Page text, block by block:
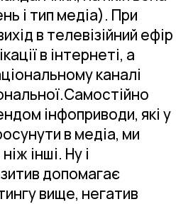
і тип медіа). При
в телевізійний ефір
в інтернеті, а
каналі
інфоприводи, які у
в медіа, ми
інші. Ну і
допомагає
вище, негатив